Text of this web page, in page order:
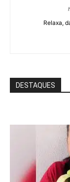
Relaxa,
DESTAQUES